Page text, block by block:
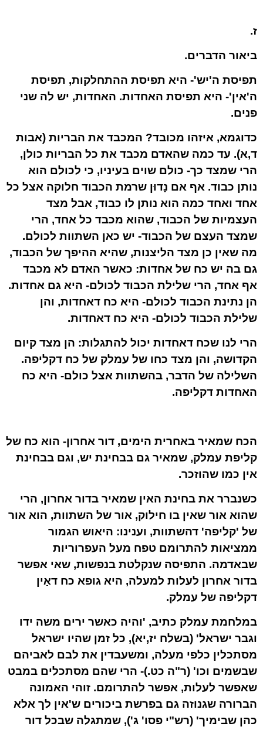
ז.
ביאור הדברים.
תפיסת ה'יש'- היא תפיסת ההתחלקות, תפיסת
ה'אין'- היא תפיסת האחדות. האחדות, יש לה שני
פנים.
כדוגמא, איזהו מכובד? המכבד את הבריות (אבות
ד,א). עד כמה שהאדם מכבד את כל הבריות כולן,
הרי שמצד כך- כולם שוים בעיניו, כי לכולם הוא
נותן כבוד. אף אם נָדוּן שרמת הכבוד חלוקה אצל כל
אחד ואחד כמה הוא נותן לו כבוד, אבל מצד
העצמיות של הכבוד, שהוא מכבד כל אחד, הרי
שמצד העצם של הכבוד- יש כאן השתוות לכולם.
מה שאין כן מצד הליצנות, שהיא ההיפך של הכבוד,
גם בה יש כח של אחדות: כאשר האדם לא מכבד
אף אחד, הרי שלילת הכבוד לכולם- היא גם אחדות.
הן נתינת הכבוד לכולם- היא כח דאחדות, והן
שלילת הכבוד לכולם- היא כח דאחדות.
הרי לנו שכח דאחדות יכול להתגלות: הן מצד קיום
הקדושה, והן מצד כחו של עמלק של כח דקליפה.
השלילה של הדבר, בהשתוות אצל כולם- היא כח
האחדות דקליפה.
הכח שמאיר באחרית הימים, דור אחרון- הוא כח של
קליפת עמלק, שמאיר גם בבחינת יש, וגם בבחינת
אין כמו שהוזכר.
כשנברר את בחינת האין שמאיר בדור אחרון, הרי
שהוא אור שאין בו חילוק, אור של השתוות, הוא אור
של 'קליפה' דהשתוות, וענינו: היאוש הגמור
ממציאות להתרומם טפח מעל העפרוריות
שבאדמה. התפיסה שנקלטת בנפשות, שאי אפשר
בדור אחרון לעלות למעלה, היא גופא כח דאַין
דקליפה של עמלק.
במלחמת עמלק כתיב, 'והיה כאשר ירים משה ידו
וגבר ישראל' (בשלח יז,יא), כל זמן שהיו ישראל
מסתכלין כלפי מעלה, ומשעבדין את לבם לאביהם
שבשמים וכו' (ר"ה כט.)- הרי שהם מסתכלים במבט
שאפשר לעלות, אפשר להתרומם. זוהי האמונה
הברורה שגנוזה גם בפרשת ביכורים ש'אין לך אלא
כהן שבימיך' (רש"י פסו' ג'), שמתגלה שבכל דור